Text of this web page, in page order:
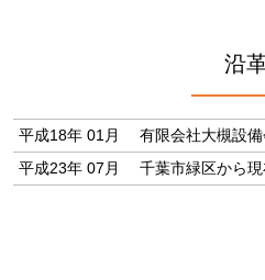
沿
平成18年 01月
有限会社大槻設
平成23年 07月
千葉市緑区から